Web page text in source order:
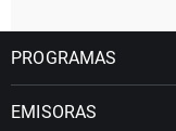
PROGRAMAS
EMISORAS